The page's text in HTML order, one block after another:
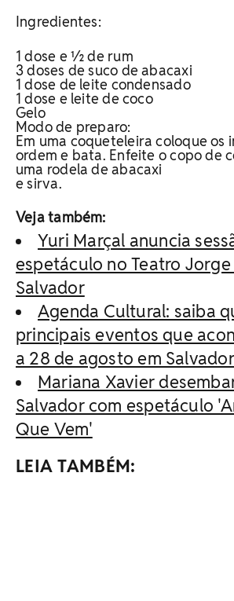
Ingredientes:
1 dose e ½ de rum
3 doses de suco de abacaxi
1 dose de leite condensado
1 dose e leite de coco
Gelo
Modo de preparo:
Em uma coqueteleira coloque os
ordem e bata. Enfeite o copo de
uma rodela de abacaxi
e sirva.
Veja também:
Yuri Marçal anuncia
espetáculo no Teatro
Salvador
Agenda Cultural: saiba
principais eventos que
a 28 de agosto em Salvador
Mariana Xavier
Salvador com espetáculo
Que Vem'
LEIA TAMBÉM: